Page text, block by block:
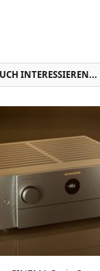
INTERESSIEREN...